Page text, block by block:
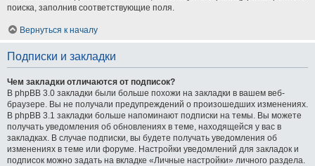
поиска, заполнив соответствующие поля.
Вернуться к началу
Подписки и закладки
Чем закладки отличаются от подписок?
В phpBB 3.0 закладки были больше похожи на закладки в вашем веб-
браузере. Вы не получали предупреждений о произошедших изменениях.
В phpBB 3.1 закладки больше напоминают подписки на темы. Вы можете
получать уведомления об обновлениях в теме, находящейся у вас в
закладках. В случае подписки, вы будете получать уведомления об
изменениях в теме или форуме. Настройки уведомлений для закладок и
подписок можно задать на вкладке «Личные настройки» личного раздела.